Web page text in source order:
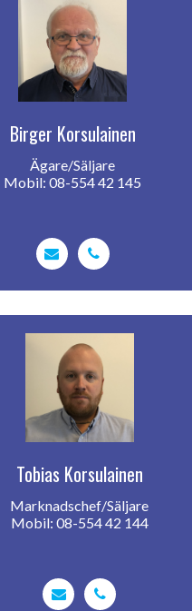
Birger Korsulainen
Ägare/Säljare
Mobil: 08-554 42 145
Tobias Korsulainen
Marknadschef/Säljare
Mobil: 08-554 42 144